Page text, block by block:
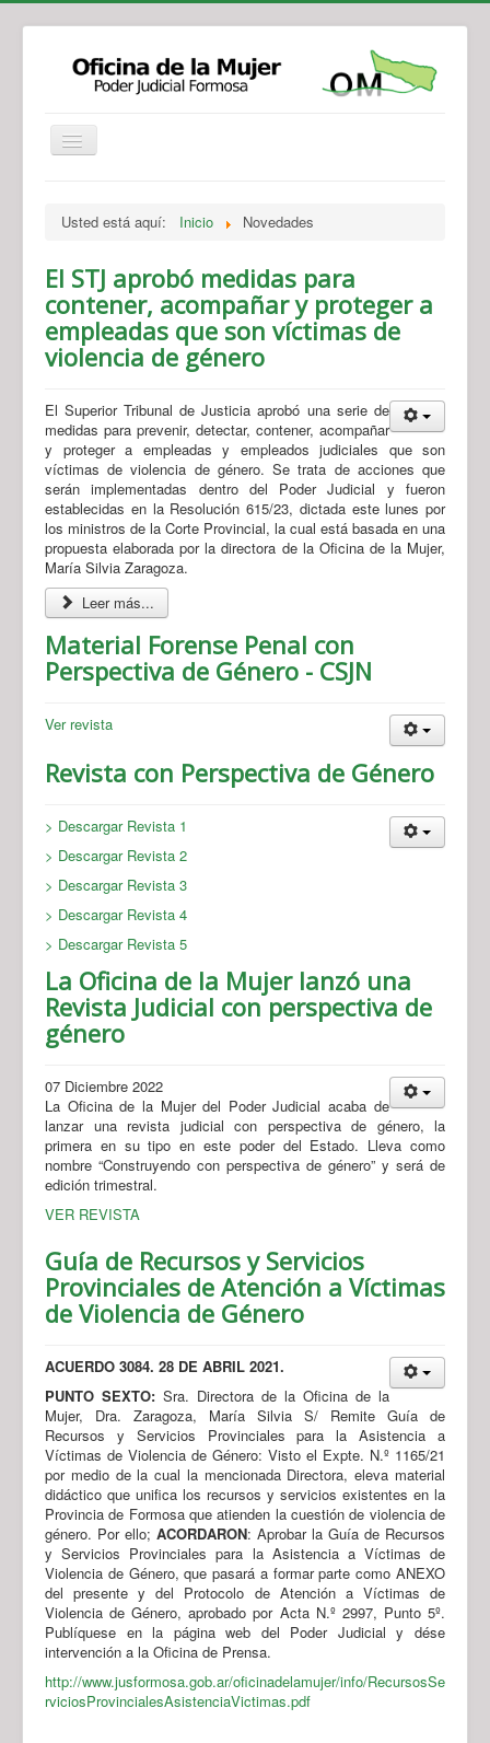
Legislación
Novedades
Recursos y Servicios de Atención
Usted está aquí: Inicio Novedades
El STJ aprobó medidas para
contener, acompañar y proteger a
empleadas que son víctimas de
violencia de género
El Superior Tribunal de Justicia aprobó una serie de
medidas para prevenir, detectar, contener, acompañar
y proteger a empleadas y empleados judiciales que son
víctimas de violencia de género. Se trata de acciones que
serán implementadas dentro del Poder Judicial y fueron
establecidas en la Resolución 615/23, dictada este lunes por
los ministros de la Corte Provincial, la cual está basada en una
propuesta elaborada por la directora de la Oficina de la Mujer,
María Silvia Zaragoza.
Leer más...
Material Forense Penal con
Perspectiva de Género - CSJN
Ver revista
Revista con Perspectiva de Género
> Descargar Revista 1
> Descargar Revista 2
> Descargar Revista 3
> Descargar Revista 4
> Descargar Revista 5
La Oficina de la Mujer lanzó una
Revista Judicial con perspectiva de
género
07 Diciembre 2022
La Oficina de la Mujer del Poder Judicial acaba de
lanzar una revista judicial con perspectiva de género, la
primera en su tipo en este poder del Estado. Lleva como
nombre “Construyendo con perspectiva de género” y será de
edición trimestral.
VER REVISTA
Guía de Recursos y Servicios
Provinciales de Atención a Víctimas
de Violencia de Género
ACUERDO 3084. 28 DE ABRIL 2021.
PUNTO SEXTO:Sra. Directora de la Oficina de la
Mujer, Dra. Zaragoza, María Silvia S/ Remite Guía de
Recursos y Servicios Provinciales para la Asistencia a
Víctimas de Violencia de Género: Visto el Expte. N.º 1165/21
por medio de la cual la mencionada Directora, eleva material
didáctico que unifica los recursos y servicios existentes en la
Provincia de Formosa que atienden la cuestión de violencia de
género. Por ello; ACORDARON: Aprobar la Guía de Recursos
y Servicios Provinciales para la Asistencia a Víctimas de
Violencia de Género, que pasará a formar parte como ANEXO
del presente y del Protocolo de Atención a Víctimas de
Violencia de Género, aprobado por Acta N.º 2997, Punto 5º.
Publíquese en la página web del Poder Judicial y dése
intervención a la Oficina de Prensa.
http://www.jusformosa.gob.ar/oficinadelamujer/info/RecursosSe
rviciosProvincialesAsistenciaVictimas.pdf